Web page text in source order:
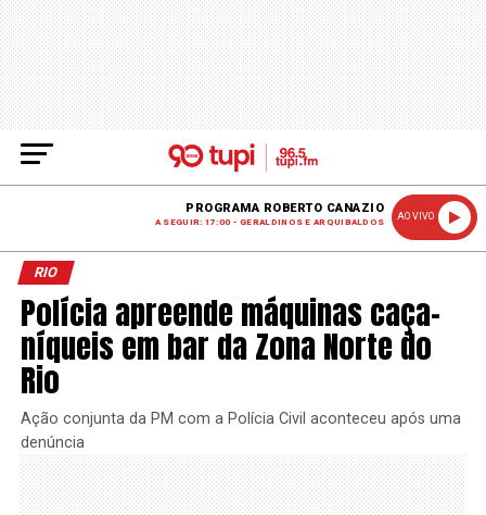
PROGRAMA ROBERTO CANAZIO
A SEGUIR: 17:00 - GERALDINOS E ARQUIBALDOS
AO VIVO
RIO
Polícia apreende máquinas caça-
níqueis em bar da Zona Norte do
Rio
Ação conjunta da PM com a Polícia Civil aconteceu após uma
denúncia